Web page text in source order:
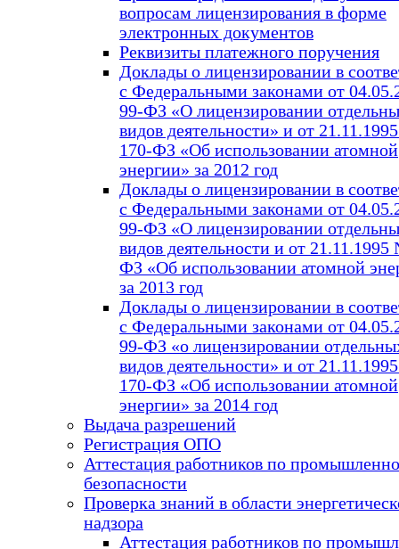
вопросам лицензирования в форме
электронных документов
Реквизиты платежного поручения
Доклады о лицензировании в
с Федеральными законами от
99-ФЗ «О лицензировании
видов деятельности» и от
170-ФЗ «Об использовании атомной
энергии» за 2012 год
Доклады о лицензировании в
с Федеральными законами от
99-ФЗ «О лицензировании
видов деятельности и от
ФЗ «Об использовании атомной
за 2013 год
Доклады о лицензировании в
с Федеральными законами от
99-ФЗ «о лицензировании
видов деятельности» и от
170-ФЗ «Об использовании атомной
энергии» за 2014 год
Выдача разрешений
Регистрация ОПО
Аттестация работников по
безопасности
Проверка знаний в области
надзора
Аттестация работников по